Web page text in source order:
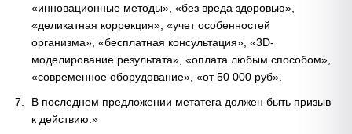
«инновационные методы», «без вреда здоровью»,
«деликатная коррекция», «учет особенностей
организма», «бесплатная консультация», «3D-
моделирование результата», «оплата любым способом»,
«современное оборудование», «от 50 000 руб».
В последнем предложении метатега должен быть призыв
к действию.»